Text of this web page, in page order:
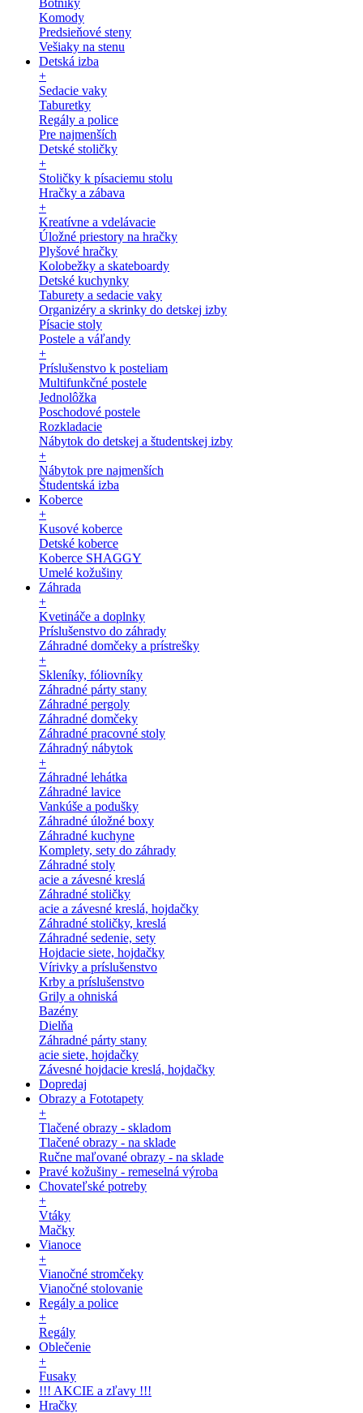
Botníky
Komody
Predsieňové steny
Vešiaky na stenu
Detská izba
+
Sedacie vaky
Taburetky
Regály a police
Pre najmenších
Detské stoličky
+
Stoličky k písaciemu stolu
Hračky a zábava
+
Kreatívne a vdelávacie
Úložné priestory na hračky
Plyšové hračky
Kolobežky a skateboardy
Detské kuchynky
Taburety a sedacie vaky
Organizéry a skrinky do detskej izby
Písacie stoly
Postele a váľandy
+
Príslušenstvo k posteliam
Multifunkčné postele
Jednolôžka
Poschodové postele
Rozkladacie
Nábytok do detskej a študentskej izby
+
Nábytok pre najmenších
Študentská izba
Koberce
+
Kusové koberce
Detské koberce
Koberce SHAGGY
Umelé kožušiny
Záhrada
+
Kvetináče a doplnky
Príslušenstvo do záhrady
Záhradné domčeky a prístrešky
+
Skleníky, fóliovníky
Záhradné párty stany
Záhradné pergoly
Záhradné domčeky
Záhradné pracovné stoly
Záhradný nábytok
+
Záhradné lehátka
Záhradné lavice
Vankúše a podušky
Záhradné úložné boxy
Záhradné kuchyne
Komplety, sety do záhrady
Záhradné stoly
acie a závesné kreslá
Záhradné stoličky
acie a závesné kreslá, hojdačky
Záhradné stoličky, kreslá
Záhradné sedenie, sety
Hojdacie siete, hojdačky
Vírivky a príslušenstvo
Krby a príslušenstvo
Grily a ohniská
Bazény
Dielňa
Záhradné párty stany
acie siete, hojdačky
Závesné hojdacie kreslá, hojdačky
Dopredaj
Obrazy a Fototapety
+
Tlačené obrazy - skladom
Tlačené obrazy - na sklade
Ručne maľované obrazy - na sklade
Pravé kožušiny - remeselná výroba
Chovateľské potreby
+
Vtáky
Mačky
Vianoce
+
Vianočné stromčeky
Vianočné stolovanie
Regály a police
+
Regály
Oblečenie
+
Fusaky
!!! AKCIE a zľavy !!!
Hračky